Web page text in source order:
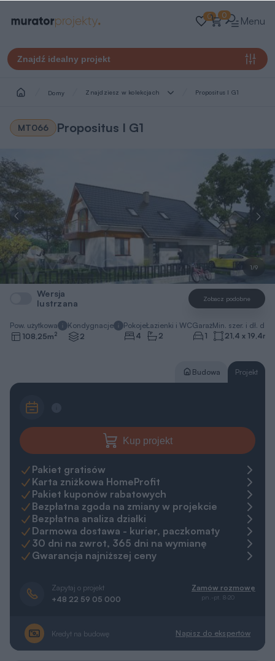
0 0 Menu
Znajdź idealny projekt
Domy Znajdziesz w kolekcjach Propositus I G1
MT066 Propositus I G1
1/9
Wersja
lustrzana
Zobacz podobne
Pow. użytkowa
108,25m2
Kondygnacje
2
Pokoje
4
Łazienki i WC
2
Garaż
1
Min. szer. i dł.
21,4 x 19,4m
Budowa Projekt
Kup projekt
Pakiet gratisów
Karta zniżkowa HomeProfit
Pakiet kuponów rabatowych
Bezpłatna zgoda na zmiany w projekcie
Bezpłatna analiza działki
Darmowa dostawa - kurier, paczkomaty
30 dni na zwrot, 365 dni na wymianę
Gwarancja najniższej ceny
Zapytaj o projekt
+48 22 59 05 000
Zamów rozmowę
pn.-pt. 8-20
Kredyt na budowę Napisz do ekspertów